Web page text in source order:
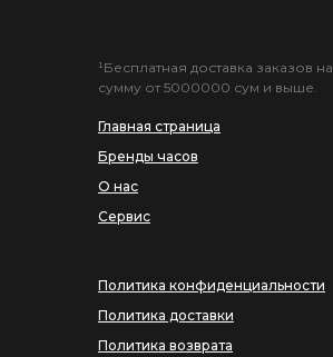
Главная страница
Бренды часов
О нас
Сервис
¹Бесплатная доставка заказов на
сумму от 5000000 сум и выше.
Политика конфиденциальности
Политика доставки
Политика возврата